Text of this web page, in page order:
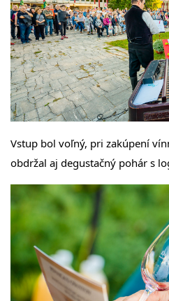
Vstup bol voľný, pri zakúpení
obdržal aj degustačný pohár s